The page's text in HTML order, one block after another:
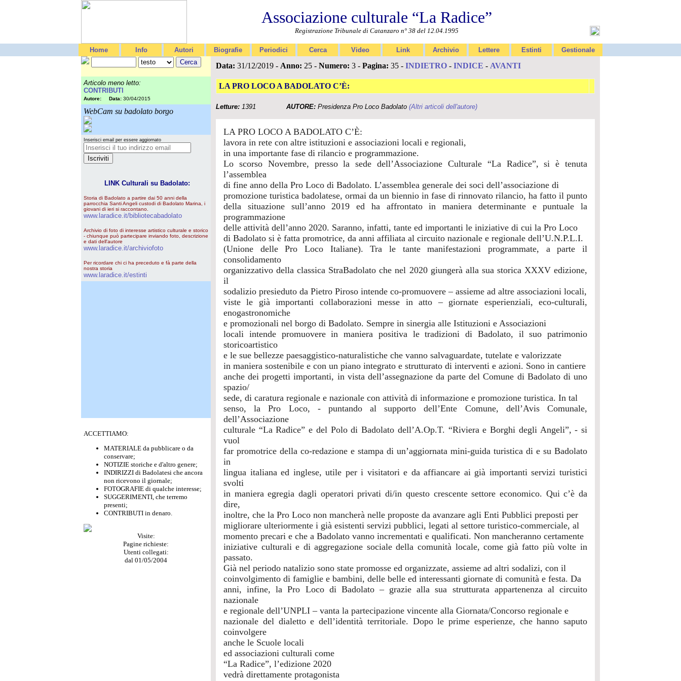
Associazione culturale “La Radice”
Registrazione Tribunale di Catanzaro n° 38 del 12.04.1995
Home Info Autori Biografie Periodici Cerca Video Link Archivio Lettere Estinti Gestionale
Articolo meno letto:
CONTRIBUTI
Autore: Data: 30/04/2015
WebCam su badolato borgo
Inserisci email per essere aggiornato
LINK Culturali su Badolato:
Storia di Badolato a partire dai 50 anni della
parrocchia Santi Angeli custodi di Badolato Marina, i
giovani di ieri si raccontano.
www.laradice.it/bibliotecabadolato
Archivio di foto di interesse artistico culturale e storico
- chiunque può partecipare inviando foto, descrizione
e dati dell'autore
www.laradice.it/archiviofoto
Per ricordare chi ci ha preceduto e fà parte della
nostra storia
www.laradice.it/estinti
ACCETTIAMO:
MATERIALE da pubblicare o da
conservare;
NOTIZIE storiche e d'altro genere;
INDIRIZZI di Badolatesi che ancora
non ricevono il giornale;
FOTOGRAFIE di qualche interesse;
SUGGERIMENTI, che terremo
presenti;
CONTRIBUTI in denaro.
Visite:
Pagine richieste:
Utenti collegati:
dal 01/05/2004
Data: 31/12/2019 - Anno: 25 - Numero: 3 - Pagina: 35 - INDIETRO - INDICE - AVANTI
LA PRO LOCO A BADOLATO C’È:
Letture: 1391 AUTORE: Presidenza Pro Loco Badolato (Altri articoli dell'autore)
LA PRO LOCO A BADOLATO C’È:
lavora in rete con altre istituzioni e associazioni locali e regionali,
in una importante fase di rilancio e programmazione.
Lo scorso Novembre, presso la sede dell’Associazione Culturale “La Radice”, si è tenuta
l’assemblea
di fine anno della Pro Loco di Badolato. L’assemblea generale dei soci dell’associazione di
promozione turistica badolatese, ormai da un biennio in fase di rinnovato rilancio, ha fatto il punto
della situazione sull’anno 2019 ed ha affrontato in maniera determinante e puntuale la
programmazione
delle attività dell’anno 2020. Saranno, infatti, tante ed importanti le iniziative di cui la Pro Loco
di Badolato si è fatta promotrice, da anni affiliata al circuito nazionale e regionale dell’U.N.P.L.I.
(Unione delle Pro Loco Italiane). Tra le tante manifestazioni programmate, a parte il
consolidamento
organizzativo della classica StraBadolato che nel 2020 giungerà alla sua storica XXXV edizione,
il
sodalizio presieduto da Pietro Piroso intende co-promuovere – assieme ad altre associazioni locali,
viste le già importanti collaborazioni messe in atto – giornate esperienziali, eco-culturali,
enogastronomiche
e promozionali nel borgo di Badolato. Sempre in sinergia alle Istituzioni e Associazioni
locali intende promuovere in maniera positiva le tradizioni di Badolato, il suo patrimonio
storicoartistico
e le sue bellezze paesaggistico-naturalistiche che vanno salvaguardate, tutelate e valorizzate
in maniera sostenibile e con un piano integrato e strutturato di interventi e azioni. Sono in cantiere
anche dei progetti importanti, in vista dell’assegnazione da parte del Comune di Badolato di uno
spazio/
sede, di caratura regionale e nazionale con attività di informazione e promozione turistica. In tal
senso, la Pro Loco, - puntando al supporto dell’Ente Comune, dell’Avis Comunale,
dell’Associazione
culturale “La Radice” e del Polo di Badolato dell’A.Op.T. “Riviera e Borghi degli Angeli”, - si
vuol
far promotrice della co-redazione e stampa di un’aggiornata mini-guida turistica di e su Badolato
in
lingua italiana ed inglese, utile per i visitatori e da affiancare ai già importanti servizi turistici
svolti
in maniera egregia dagli operatori privati di/in questo crescente settore economico. Qui c’è da
dire,
inoltre, che la Pro Loco non mancherà nelle proposte da avanzare agli Enti Pubblici preposti per
migliorare ulteriormente i già esistenti servizi pubblici, legati al settore turistico-commerciale, al
momento precari e che a Badolato vanno incrementati e qualificati. Non mancheranno certamente
iniziative culturali e di aggregazione sociale della comunità locale, come già fatto più volte in
passato.
Già nel periodo natalizio sono state promosse ed organizzate, assieme ad altri sodalizi, con il
coinvolgimento di famiglie e bambini, delle belle ed interessanti giornate di comunità e festa. Da
anni, infine, la Pro Loco di Badolato – grazie alla sua strutturata appartenenza al circuito
nazionale
e regionale dell’UNPLI – vanta la partecipazione vincente alla Giornata/Concorso regionale e
nazionale del dialetto e dell’identità territoriale. Dopo le prime esperienze, che hanno saputo
coinvolgere
anche le Scuole locali
ed associazioni culturali come
“La Radice”, l’edizione 2020
vedrà direttamente protagonista